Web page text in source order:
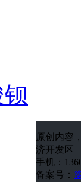
原创内容
济开发区
手机：
备案号：